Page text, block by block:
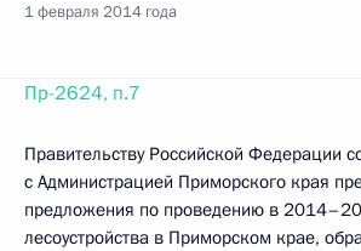
1 февраля 2014 года
Пр-2624, п.7
Правительству Российской Федерации
с Администрацией Приморского края
предложения по проведению в
лесоустройства в Приморском крае,